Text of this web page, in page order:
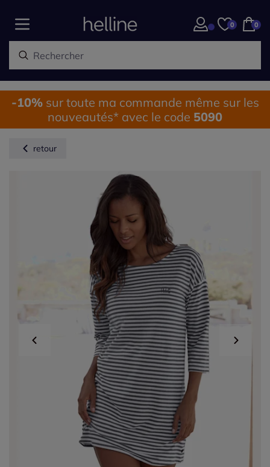
0 0
-10%sur toute ma commande même sur les
nouveautés* avec le code 5090
retour